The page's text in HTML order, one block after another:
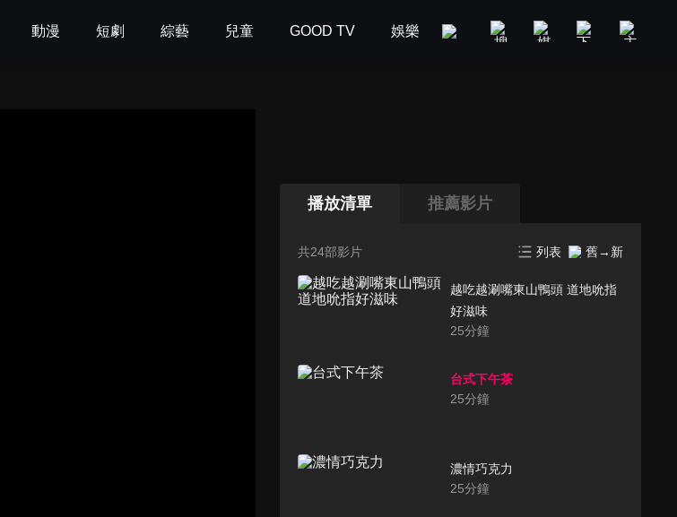
動漫 短劇 綜藝 兒童 GOOD TV 娛樂 美食旅遊 新聞政論
播放清單 推薦影片
共24部影片 列表 舊→新
越吃越涮嘴東山鴨頭 道地吮指
好滋味
25分鐘
台式下午茶
25分鐘
濃情巧克力
25分鐘